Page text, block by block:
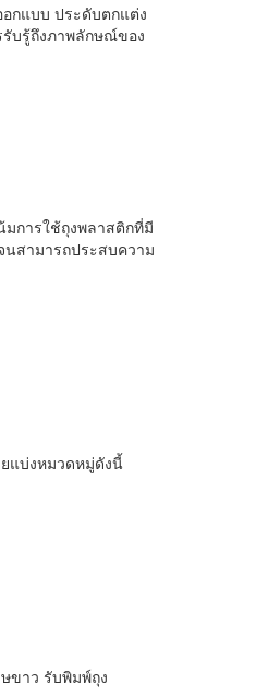
กแบบ ประดับตกแต่ง
รับรู้ถึงภาพลักษณ์ของ
มการใช้ถุงพลาสติกที่มี
นสามารถประสบความ
แบ่งหมวดหมู่ดังนี้
ขาว รับพิมพ์ถุง